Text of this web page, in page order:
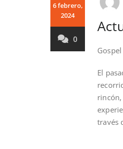
6 febrero,
2024
0
El
través